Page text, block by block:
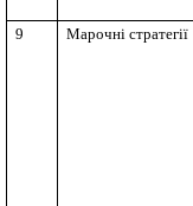
9 Марочні стратегії